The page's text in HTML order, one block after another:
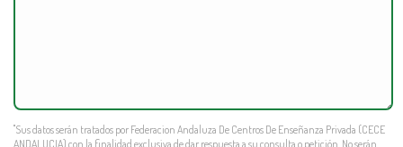
"Sus datos serán tratados por Federacion Andaluza De Centros De Enseñanza Privada (CECE
ANDALUCIA) con la finalidad exclusiva de dar respuesta a su consulta o petición. No serán